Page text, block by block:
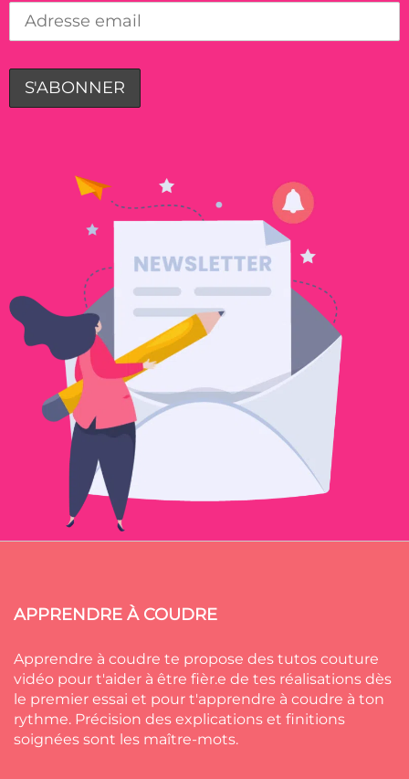
APPRENDRE À COUDRE
Apprendre à coudre te propose des tutos couture
vidéo pour t'aider à être fièr.e de tes réalisations dès
le premier essai et pour t'apprendre à coudre à ton
rythme. Précision des explications et finitions
soignées sont les maître-mots.